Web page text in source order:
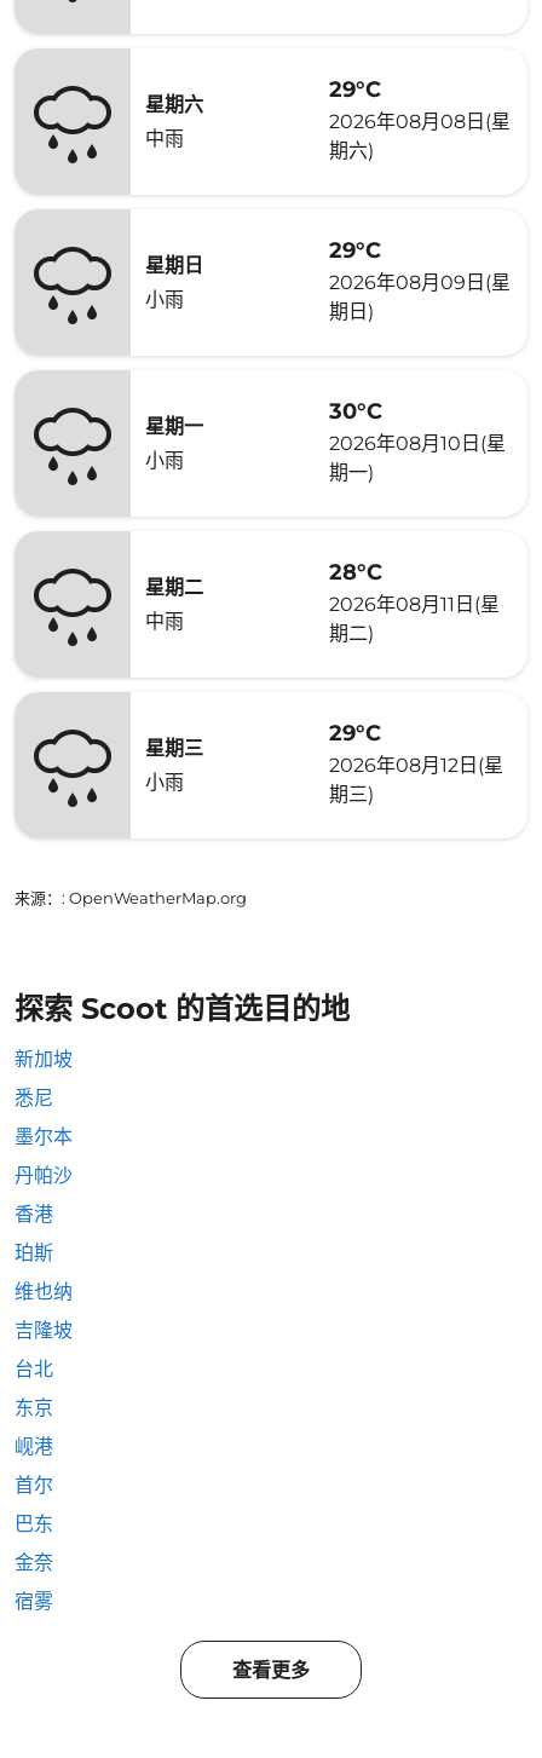
星期六
中雨
29°C
2026年08月08日(星
期六)
星期日
小雨
29°C
2026年08月09日(星
期日)
星期一
小雨
30°C
2026年08月10日(星
期一)
星期二
中雨
28°C
2026年08月11日(星
期二)
星期三
小雨
29°C
2026年08月12日(星
期三)
来源： : OpenWeatherMap.org
探索 Scoot 的首选目的地
新加坡
悉尼
墨尔本
丹帕沙
香港
珀斯
维也纳
吉隆坡
台北
东京
岘港
首尔
巴东
金奈
宿雾
查看更多